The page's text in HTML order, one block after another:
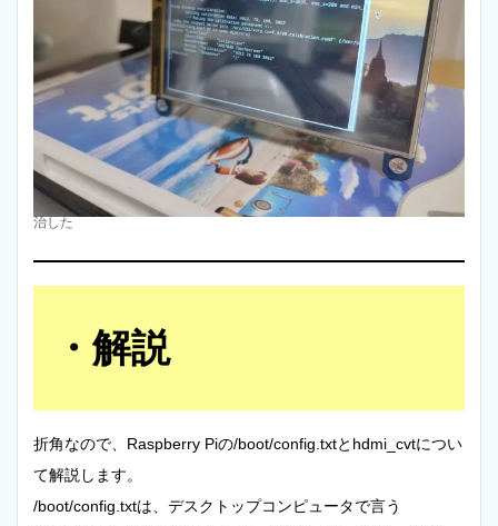
治した
解説
折角なので、Raspberry Piの/boot/config.txtとhdmi_cvtについ
て解説します。
/boot/config.txtは、デスクトップコンピュータで言う